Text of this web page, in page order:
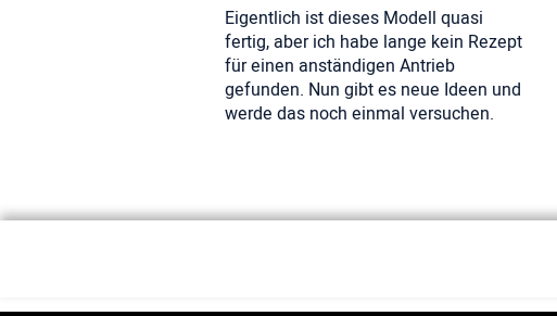
Eigentlich ist dieses Modell quasi
fertig, aber ich habe lange kein Rezept
für einen anständigen Antrieb
gefunden. Nun gibt es neue Ideen und
werde das noch einmal versuchen.